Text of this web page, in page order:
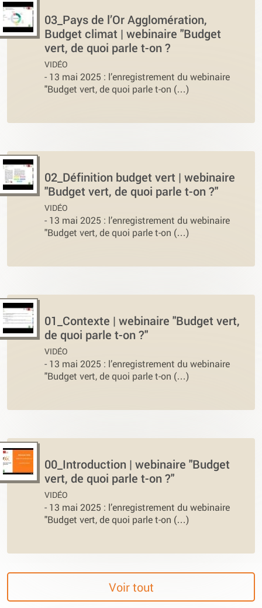
03_Pays de l’Or Agglomération,
Budget climat | webinaire "Budget
vert, de quoi parle t-on ?
VIDÉO
- 13 mai 2025 : l’enregistrement du webinaire
"Budget vert, de quoi parle t-on (…)
02_Définition budget vert | webinaire
"Budget vert, de quoi parle t-on ?"
VIDÉO
- 13 mai 2025 : l’enregistrement du webinaire
"Budget vert, de quoi parle t-on (…)
01_Contexte | webinaire "Budget vert,
de quoi parle t-on ?"
VIDÉO
- 13 mai 2025 : l’enregistrement du webinaire
"Budget vert, de quoi parle t-on (…)
00_Introduction | webinaire "Budget
vert, de quoi parle t-on ?"
VIDÉO
- 13 mai 2025 : l’enregistrement du webinaire
"Budget vert, de quoi parle t-on (…)
Voir tout